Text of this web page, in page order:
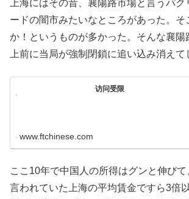
上海にはその昔、襄陽路市場と言うパク
ードの闇市みたいなところがあった。そ
か！というものが多かった。そんな襄陽
上前に当局が強制閉鎖に追い込み消えて
访问受限
www.ftchinese.com
ここ10年で中国人の所得はグンと伸びて
言われていた上海の平均賃金ですら3倍